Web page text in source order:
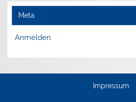
Meta
Anmelden
Impressum